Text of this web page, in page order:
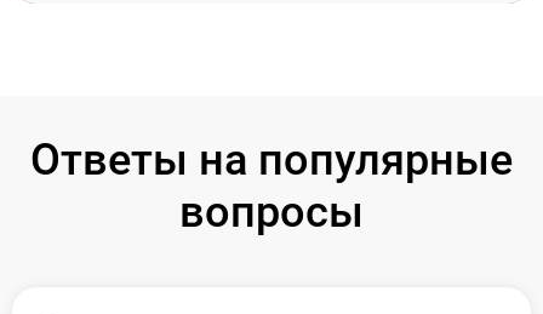
Ответы на популярные
вопросы